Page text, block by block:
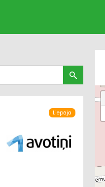
Liepāja